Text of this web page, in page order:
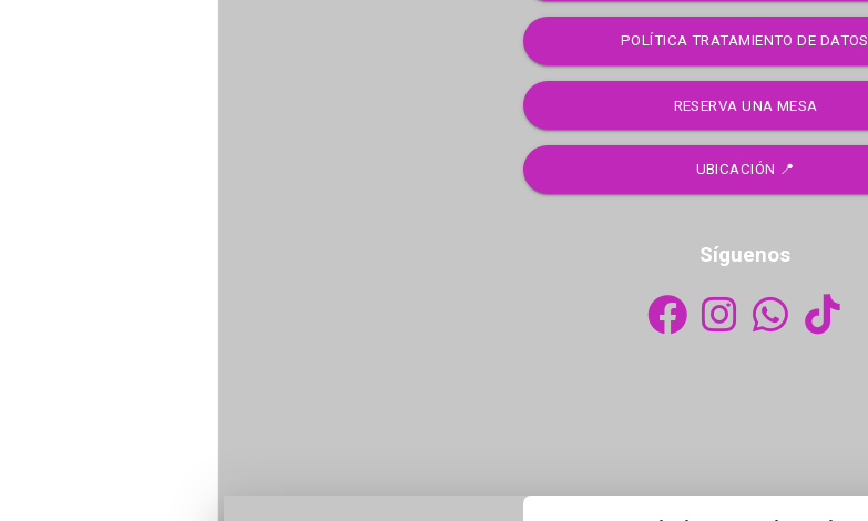
RESERVA UNA MESA
POLÍTICA TRATAMIENTO DE DATOS
UBICACIÓN 📍
Síguenos